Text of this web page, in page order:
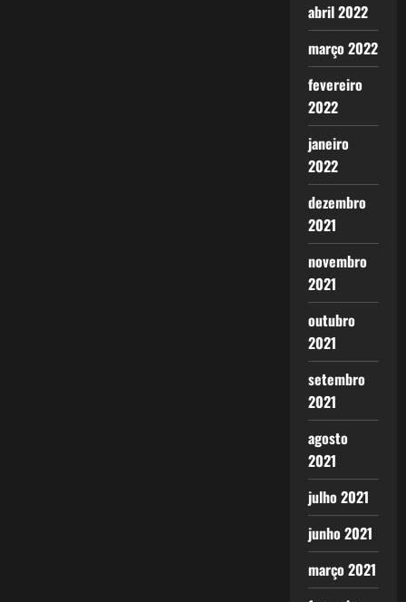
abril 2022
março 2022
fevereiro
2022
janeiro
2022
dezembro
2021
novembro
2021
outubro
2021
setembro
2021
agosto
2021
julho 2021
junho 2021
março 2021